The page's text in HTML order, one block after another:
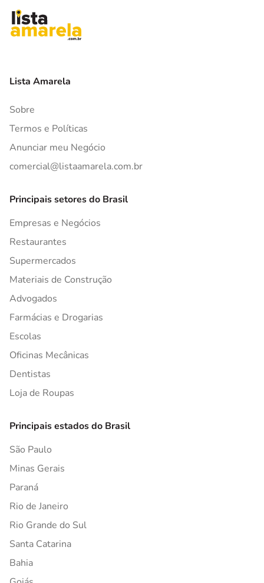
Lista Amarela
Sobre
Termos e Políticas
Anunciar meu Negócio
comercial@listaamarela.com.br
Principais setores do Brasil
Empresas e Negócios
Restaurantes
Supermercados
Materiais de Construção
Advogados
Farmácias e Drogarias
Escolas
Oficinas Mecânicas
Dentistas
Loja de Roupas
Principais estados do Brasil
São Paulo
Minas Gerais
Paraná
Rio de Janeiro
Rio Grande do Sul
Santa Catarina
Bahia